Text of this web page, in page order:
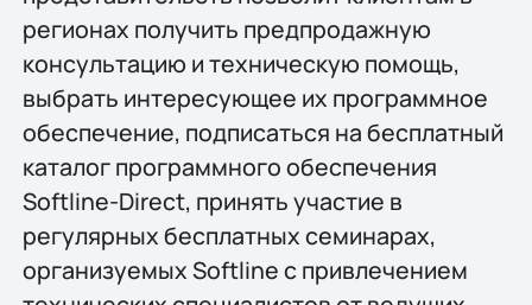
регионах получить предпродажную
консультацию и техническую помощь,
выбрать интересующее их программное
обеспечение, подписаться на бесплатный
каталог программного обеспечения
Softline-Direct, принять участие в
регулярных бесплатных семинарах,
организуемых Softline с привлечением